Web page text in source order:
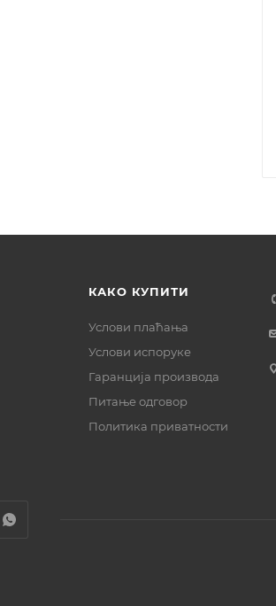
КАКО КУПИТИ
Услови плаћања
Услови испоруке
Гаранција производа
Питање одговор
Политика приватности